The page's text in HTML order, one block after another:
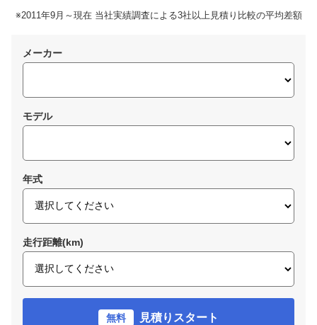
※2011年9月～現在 当社実績調査による3社以上見積り比較の平均差額
メーカー
モデル
年式
走行距離(km)
無料 見積りスタート